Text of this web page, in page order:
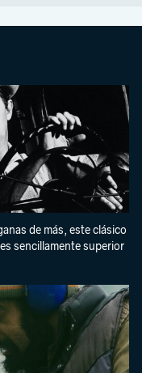
de más, este clásico
sencillamente superior